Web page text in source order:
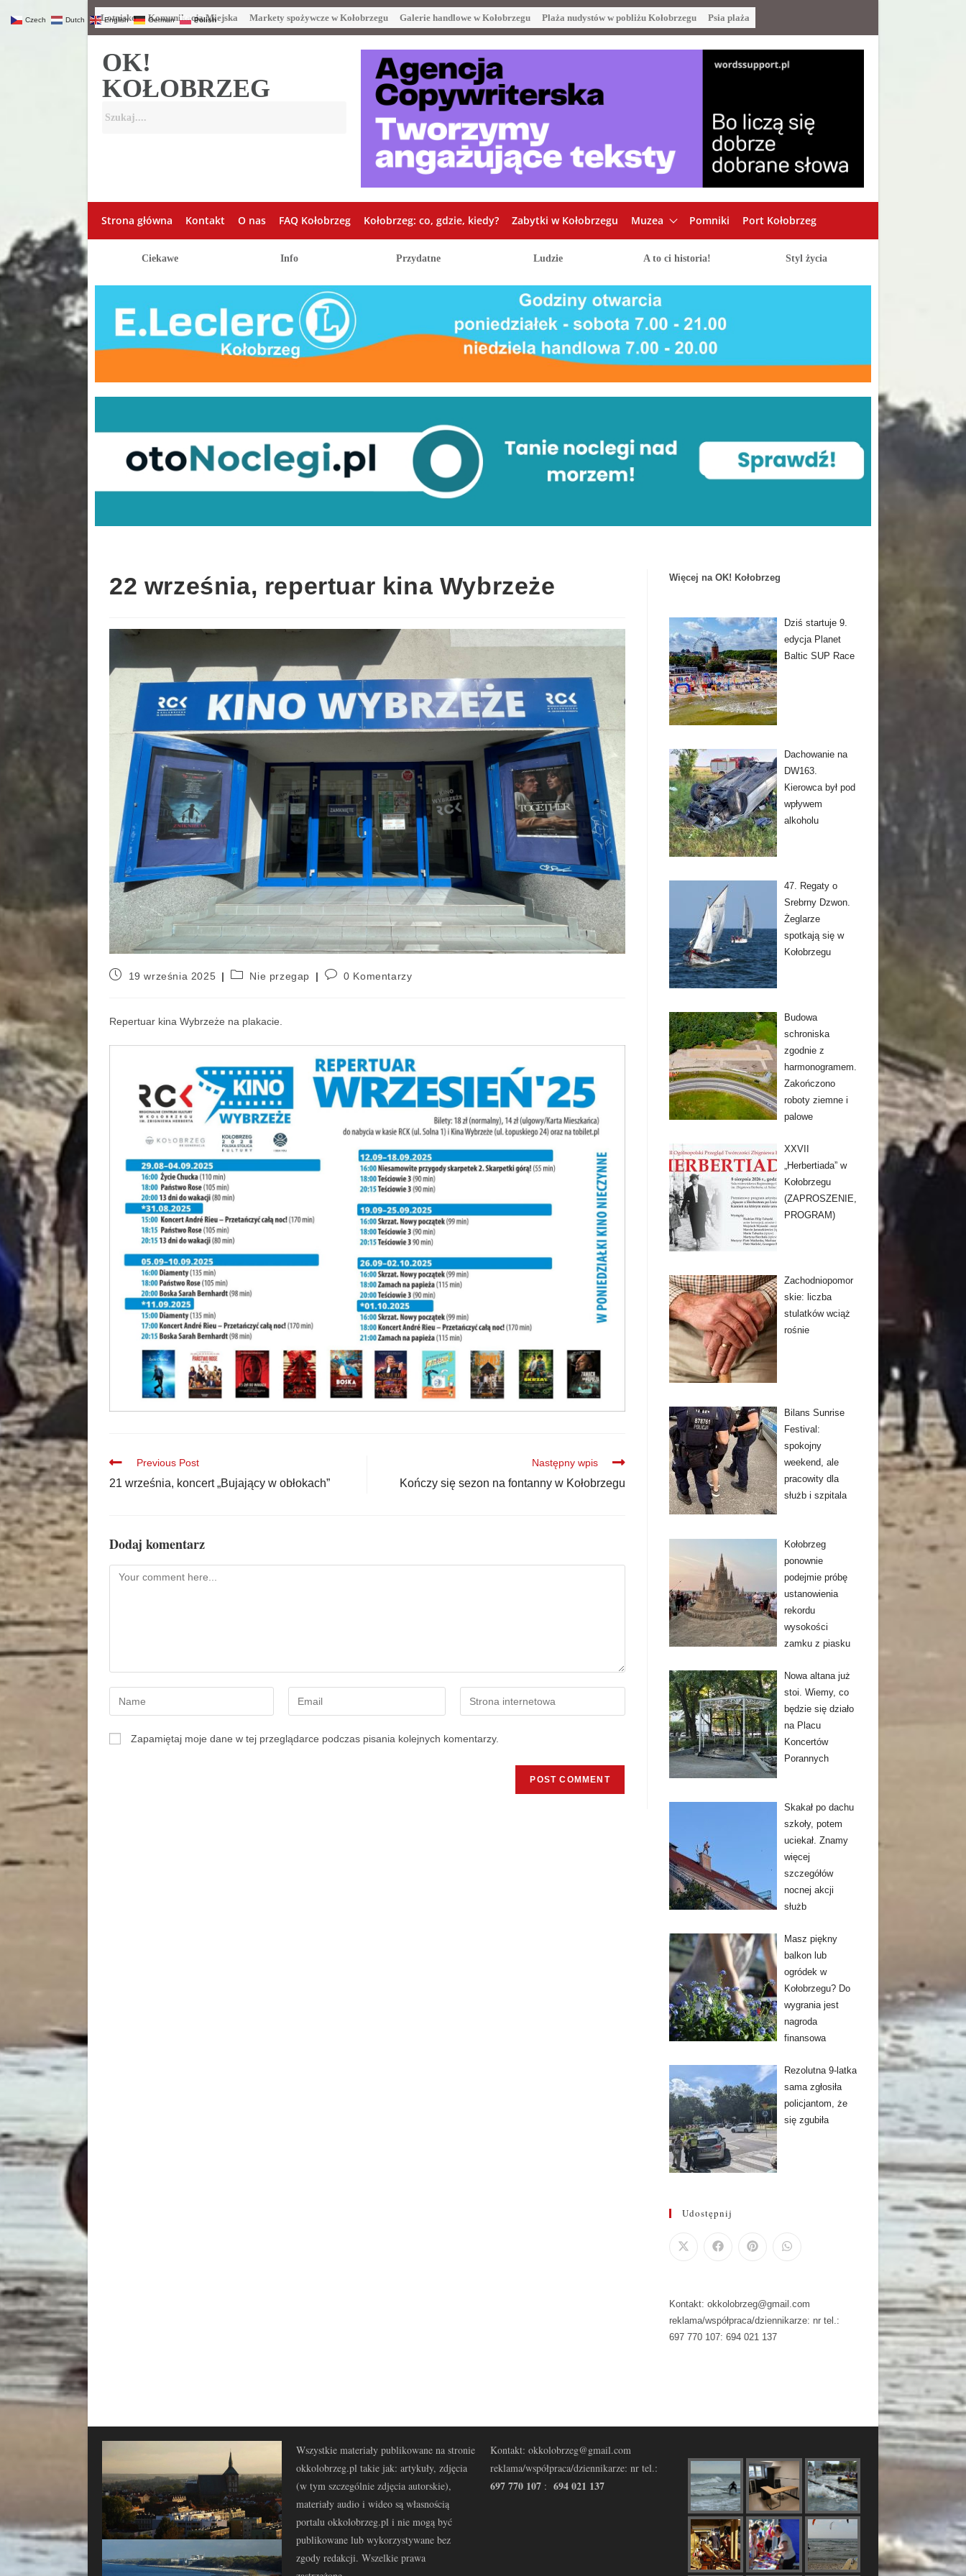
Lotnisko Komunikacja Miejska Markety spożywcze w Kołobrzegu Galerie handlowe w Kołobrzegu Plaża nudystów w pobliżu Kołobrzegu Psia plaża
OK!
KOŁOBRZEG
Strona główna Kontakt O nas FAQ Kołobrzeg Kołobrzeg: co, gdzie, kiedy? Zabytki w Kołobrzegu Muzea Pomniki Port Kołobrzeg
Ciekawe Info Przydatne Ludzie A to ci historia! Styl życia
22 września, repertuar kina Wybrzeże
19 września 2025 Nie przegap 0 Komentarzy
Repertuar kina Wybrzeże na plakacie.
Previous Post
21 września, koncert „Bujający w obłokach”
Następny wpis
Kończy się sezon na fontanny w Kołobrzegu
Dodaj komentarz
Zapamiętaj moje dane w tej przeglądarce podczas pisania kolejnych komentarzy.
Więcej na OK! Kołobrzeg
Dziś startuje 9.
edycja Planet
Baltic SUP Race
Dachowanie na
DW163.
Kierowca był pod
wpływem
alkoholu
47. Regaty o
Srebrny Dzwon.
Żeglarze
spotkają się w
Kołobrzegu
Budowa
schroniska
zgodnie z
harmonogramem.
Zakończono
roboty ziemne i
palowe
XXVII
„Herbertiada” w
Kołobrzegu
(ZAPROSZENIE,
PROGRAM)
Zachodniopomor
skie: liczba
stulatków wciąż
rośnie
Bilans Sunrise
Festival:
spokojny
weekend, ale
pracowity dla
służb i szpitala
Kołobrzeg
ponownie
podejmie próbę
ustanowienia
rekordu
wysokości
zamku z piasku
Nowa altana już
stoi. Wiemy, co
będzie się działo
na Placu
Koncertów
Porannych
Skakał po dachu
szkoły, potem
uciekał. Znamy
więcej
szczegółów
nocnej akcji
służb
Masz piękny
balkon lub
ogródek w
Kołobrzegu? Do
wygrania jest
nagroda
finansowa
Rezolutna 9-latka
sama zgłosiła
policjantom, że
się zgubiła
Udostępnij
Kontakt: okkolobrzeg@gmail.com
reklama/współpraca/dziennikarze: nr tel.:
697 770 107: 694 021 137
Wszystkie materiały publikowane na stronie
okkolobrzeg.pl takie jak: artykuły, zdjęcia
(w tym szczególnie zdjęcia autorskie),
materiały audio i wideo są własnością
portalu okkolobrzeg.pl i nie mogą być
publikowane lub wykorzystywane bez
zgody redakcji. Wszelkie prawa
Kontakt: okkolobrzeg@gmail.com
reklama/współpraca/dziennikarze: nr tel.:
697 770 107 : 694 021 137
Czech Dutch English German Polish